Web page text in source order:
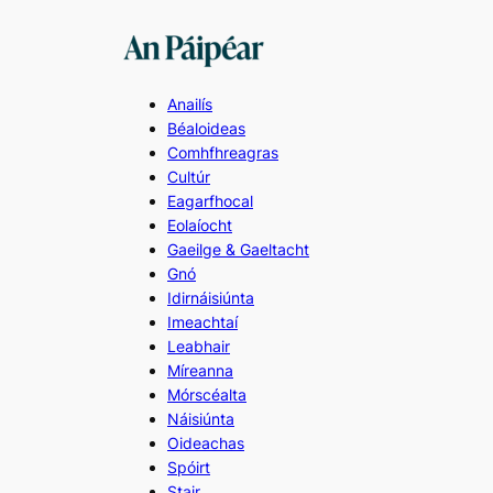
Anailís
Béaloideas
Comhfhreagras
Cultúr
Eagarfhocal
Eolaíocht
Gaeilge & Gaeltacht
Gnó
Idirnáisiúnta
Imeachtaí
Leabhair
Míreanna
Mórscéalta
Náisiúnta
Oideachas
Spóirt